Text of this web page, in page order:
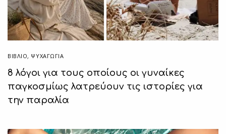
ΒΙΒΛΊΟ, ΨΥΧΑΓΩΓΙΑ
8 λόγοι για τους οποίους οι γυναίκες
παγκοσμίως λατρεύουν τις ιστορίες για
την παραλία